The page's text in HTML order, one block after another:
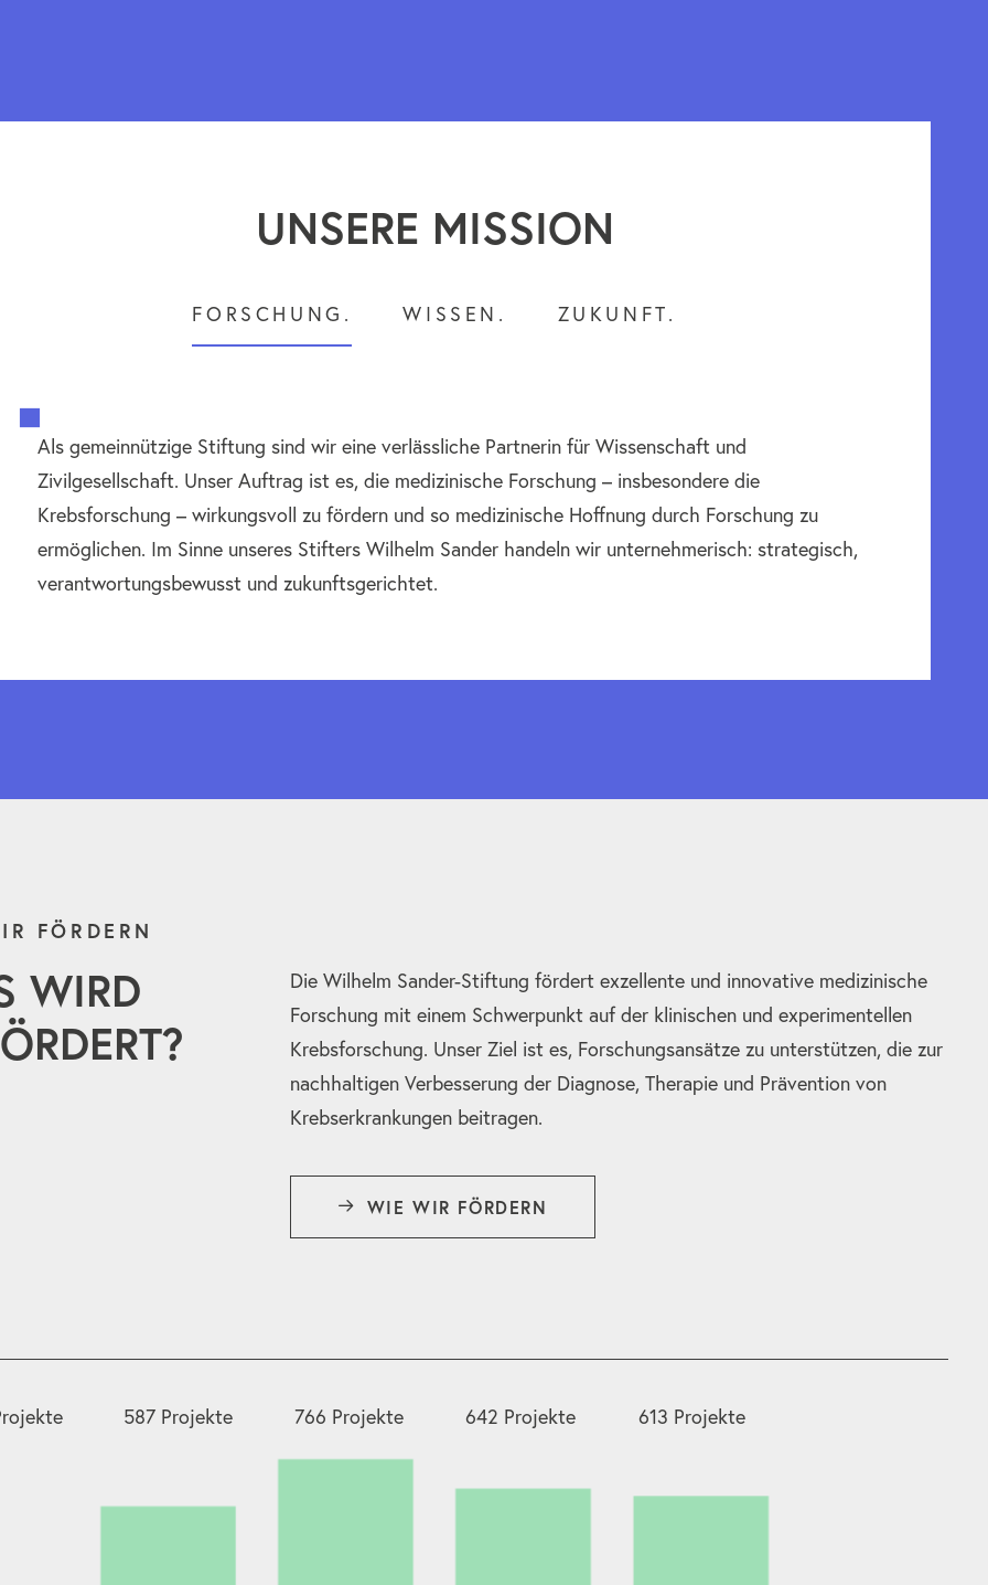
UNSERE MISSION
FORSCHUNG. WISSEN. ZUKUNFT.
Als gemeinnützige Stiftung sind wir eine verlässliche Partnerin für Wissenschaft und
Zivilgesellschaft. Unser Auftrag ist es, die medizinische Forschung – insbesondere die
Krebsforschung – wirkungsvoll zu fördern und so medizinische Hoffnung durch Forschung zu
ermöglichen. Im Sinne unseres Stifters Wilhelm Sander handeln wir unternehmerisch: strategisch,
verantwortungsbewusst und zukunftsgerichtet.
FÖRDERN
WIRD
Die Wilhelm Sander-Stiftung fördert exzellente und innovative medizinische
Forschung mit einem Schwerpunkt auf der klinischen und experimentellen
Krebsforschung. Unser Ziel ist es, Forschungsansätze zu unterstützen, die zur
nachhaltigen Verbesserung der Diagnose, Therapie und Prävention von
Krebserkrankungen beitragen.
WIE WIR FÖRDERN
587 Projekte 766 Projekte 642 Projekte 613 Projekte